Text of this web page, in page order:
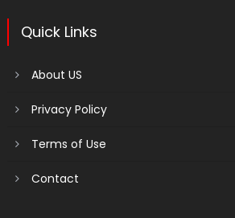
Quick Links
About US
Privacy Policy
Terms of Use
Contact